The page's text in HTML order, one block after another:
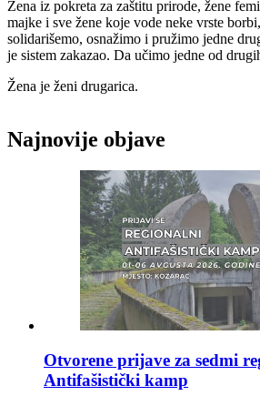
Žena iz pokreta za zaštitu prirode, žene
majke i sve žene koje vode neke vrste
solidarišemo, osnažimo i pružimo jedne
je sistem zakazao. Da učimo jedne od
Žena je ženi drugarica.
Najnovije objave
Otvorene prijave za sedmi
Antifašistički kamp